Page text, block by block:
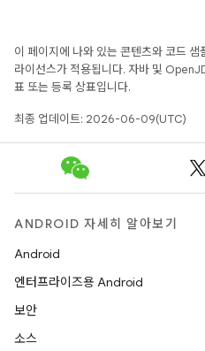
이 페이지에 나와 있는 콘텐츠와 코드 샘
라이선스가 적용됩니다. 자바 및
표 또는 등록 상표입니다.
최종 업데이트: 2026-06-09(UTC)
ANDROID 자세히 알아보기
Android
엔터프라이즈용 Android
보안
소스